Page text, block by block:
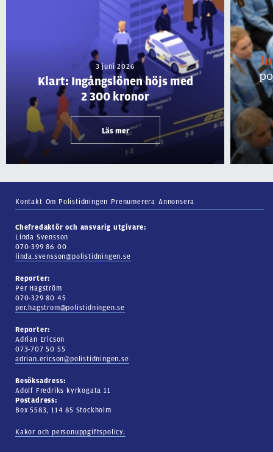
3 juni 2026
Klart: Ingångslönen höjs med
2 300 kronor
Läs mer
Kontakt Om Polistidningen Prenumerera Annonsera
Chefredaktör och ansvarig utgivare:
Linda Svensson
070-399 86 00
linda.svensson@polistidningen.se
Reporter:
Per Hagström
070-329 80 45
per.hagstrom@polistidningen.se
Reporter:
Adrian Ericson
073-707 50 55
adrian.ericson@polistidningen.se
Besöksadress:
Adolf Fredriks kyrkogata 11
Postadress:
Box 5583, 114 85 Stockholm
Kakor och personuppgiftspolicy.